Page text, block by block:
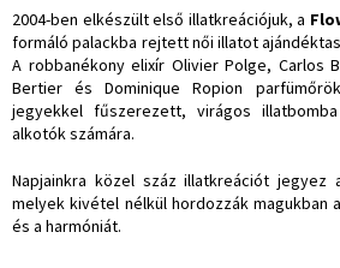
2004-ben elkészült első illatkreációjuk, a
formáló palackba rejtett női illatot
A robbanékony elixír Olivier Polge, Carlos
Bertier és Dominique Ropion
jegyekkel fűszerezett, virágos
alkotók számára.
Napjainkra közel száz illatkreációt
melyek kivétel nélkül hordozzák magukban
és a harmóniát.